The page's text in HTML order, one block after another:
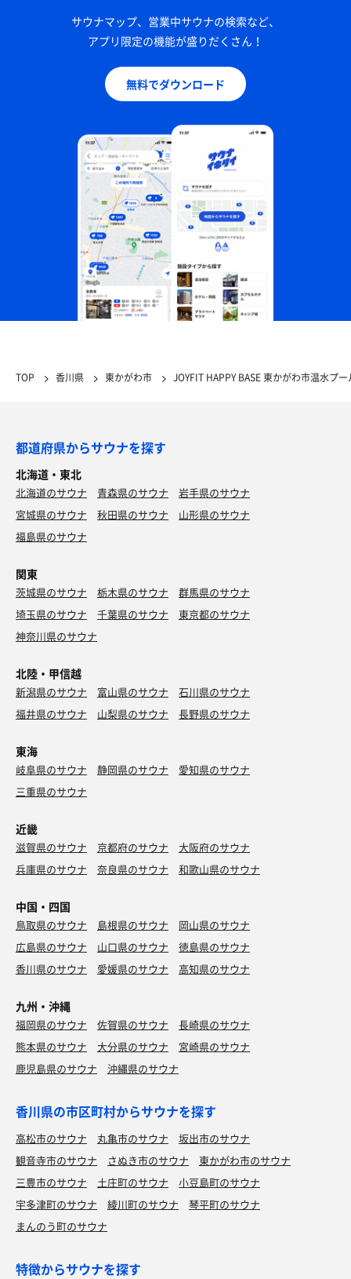
サウナマップ、営業中サウナの検索など、
アプリ限定の機能が盛りだくさん！
無料でダウンロード
TOP 香川県 東かがわ市 JOYFIT HAPPY BASE 東かがわ市温水プー
都道府県からサウナを探す
北海道・東北
北海道のサウナ 青森県のサウナ
岩手県のサウナ
宮城県のサウナ
秋田県のサウナ
山形県のサウナ
福島県のサウナ
関東
茨城県のサウナ 栃木県のサウナ
群馬県のサウナ
埼玉県のサウナ
千葉県のサウナ
東京都のサウナ
神奈川県のサウナ
北陸・甲信越
新潟県のサウナ 富山県のサウナ
石川県のサウナ
福井県のサウナ
山梨県のサウナ 長野県のサウナ
東海
岐阜県のサウナ 静岡県のサウナ
愛知県のサウナ
三重県のサウナ
近畿
滋賀県のサウナ 京都府のサウナ
大阪府のサウナ
兵庫県のサウナ
奈良県のサウナ 和歌山県のサウナ
中国・四国
鳥取県のサウナ 島根県のサウナ
岡山県のサウナ
広島県のサウナ
山口県のサウナ
徳島県のサウナ
香川県のサウナ
愛媛県のサウナ 高知県のサウナ
九州・沖縄
福岡県のサウナ 佐賀県のサウナ
長崎県のサウナ
熊本県のサウナ
大分県のサウナ
宮崎県のサウナ
鹿児島県のサウナ
沖縄県のサウナ
香川県の市区町村からサウナを探す
高松市のサウナ 丸亀市のサウナ
坂出市のサウナ
観音寺市のサウナ
さぬき市のサウナ
東かがわ市のサウナ
三豊市のサウナ
土庄町のサウナ
小豆島町のサウナ
宇多津町のサウナ
綾川町のサウナ
琴平町のサウナ
まんのう町のサウナ
特徴からサウナを探す